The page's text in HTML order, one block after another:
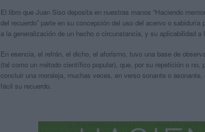
El libro que Juan Siso deposita en nuestras manos “Haciendo
del recuerdo” parte en su concepción del uso del acervo o sabiduría
a la generalización de un hecho o circunstancia, y su aplicabilidad a
En esencia, el refrán, el dicho, el aforismo, tuvo una base de
(tal como un método científico popular), que, por su repetición o no,
concluir una moraleja, muchas veces, en verso sonante o
fácil su recuerdo.